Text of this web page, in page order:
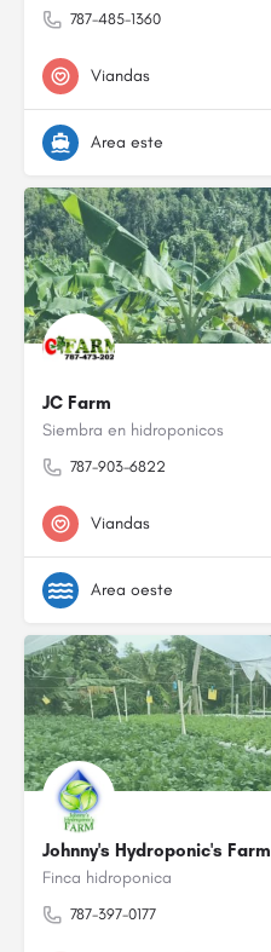
787-485-1360
Viandas
Area este
JC Farm
Siembra en hidroponicos
787-903-6822
Viandas
Area oeste
Johnny's Hydroponic's Farm
Finca hidroponica
787-397-0177